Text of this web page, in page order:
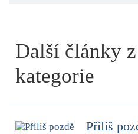
Další články
kategorie
Příliš